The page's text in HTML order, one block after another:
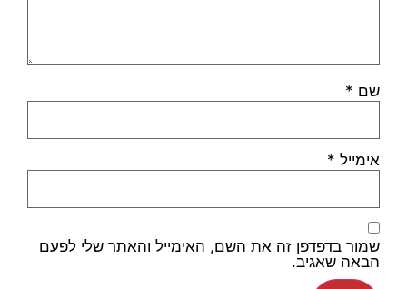
שם *
אימייל *
שמור בדפדפן זה את השם, האימייל והאתר שלי לפעם
הבאה שאגיב.